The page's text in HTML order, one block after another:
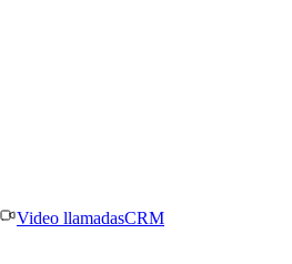
Video llamadasCRM